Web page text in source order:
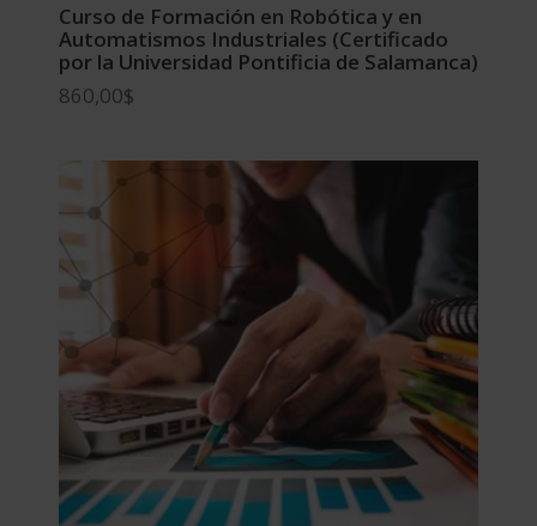
Curso de Formación en Robótica y en
Automatismos Industriales (Certificado
por la Universidad Pontificia de Salamanca)
860,00$